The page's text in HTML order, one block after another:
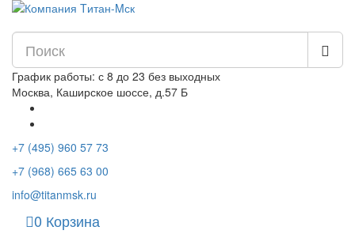
График работы: с 8 до 23 без выходных
Москва, Каширское шоссе, д.57 Б
+7 (495) 960 57 73
+7 (968) 665 63 00
info@titanmsk.ru
0 Корзина